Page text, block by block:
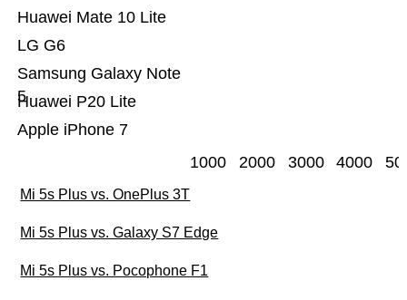
Apple iPhone 7
Huawei P20 Lite
Samsung Galaxy Note
5
LG G6
Huawei Mate 10 Lite
1000 2000 3000 4000
Mi 5s Plus vs. OnePlus 3T
Mi 5s Plus vs. Galaxy S7 Edge
Mi 5s Plus vs. Pocophone F1